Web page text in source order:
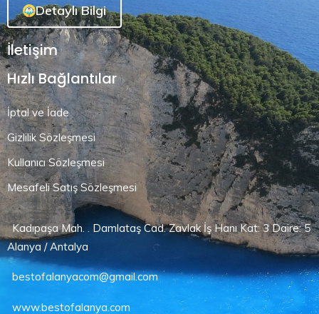
Detaylı Bilgi
İletişim
Hızlı Bağlantılar
İptal ve İade
Gizlilik Sözleşmesi
Kullanıcı Sözleşmesi
Mesafeli Satış Sözleşmesi
Kadıpaşa Mah. . Damlataş Cad. Zavlak İş Hanı Kat: 3 Daire: 5
Alanya / Antalya
bestofalanyacom@gmail.com
www.bestofalanya.com